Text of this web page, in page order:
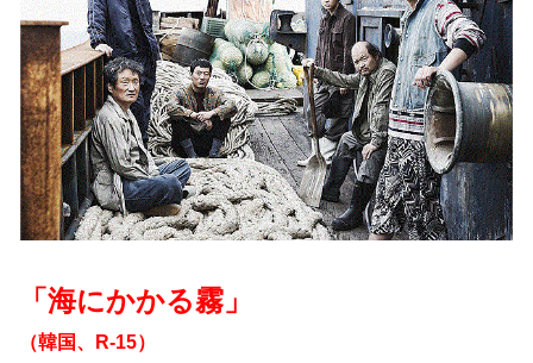
「海にかかる霧」
（韓国、 R-15）